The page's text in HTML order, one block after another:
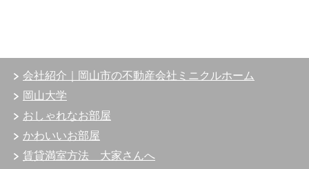
会社紹介｜岡山市の不動産会社ミニクルホーム
岡山大学
おしゃれなお部屋
かわいいお部屋
賃貸満室方法 大家さんへ